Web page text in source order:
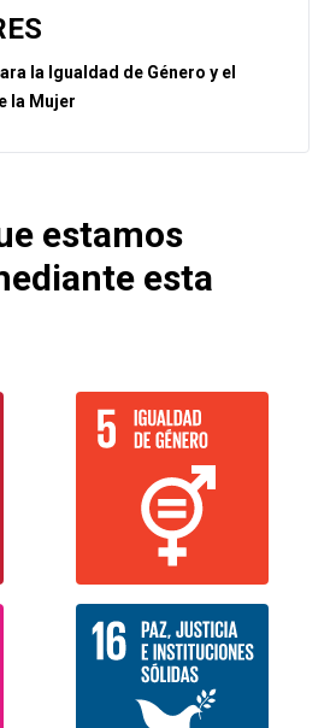
la Igualdad de Género y el
la Mujer
estamos
esta